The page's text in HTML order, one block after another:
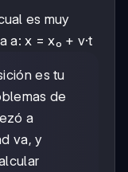
es muy
a: x = x₀ + v·t
es tu
de
a
va, y